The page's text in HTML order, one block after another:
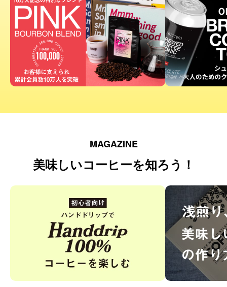
MAGAZINE
美味しいコーヒーを知ろう！